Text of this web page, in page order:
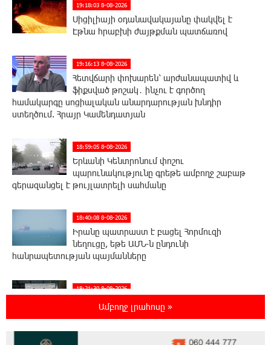
19:18:03 8-08-2026
Սիցիլիայի օդանավակայանը փակվել է
Էթնա հրաբխի ժայթքման պատճառով
19:16:13 8-08-2026
Հետվճարի փոխարեն՝ արժանապատիվ և
ֆիքսված թոշակ․ ինչու է գործող
համակարգը սոցիալական անարդարության խնդիր
ստեղծում. Հրայր Կամենդատյան
18:59:05 8-08-2026
Երևանի Կենտրոնում փոշու
պարունակությունը գրեթե ամբողջ շաբաթ
գերազանցել է թույլատրելի սահմանը
18:40:08 8-08-2026
Իրանը պատրաստ է բացել Հորմուզի
նեղուցը, եթե ԱՄՆ-ն ընդունի
հանրապետության պայմանները
18:21:30 8-08-2026
Երևանում անցկացվել է հաշմանդամություն
ունեցող անձանց միջազգային մարզական
Ամբողջ լրահոսը »